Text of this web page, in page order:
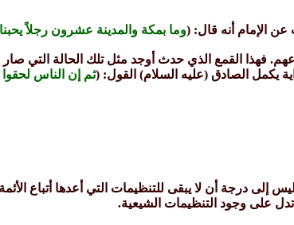
الإمام أنه قال: (وما بمكة والمدينة عشرون رجلاً يحبنا
فهذا القمع الذي حدث أوجد مثل تلك الحالة التي صار
يكمل الصادق (عليه السلام) القول: (ثم إن الناس لحقوا
درجة أن لا يبقى للتنظيمات التي أعدها أتباع الأئمة
على وجود التنظيمات الشيعية.